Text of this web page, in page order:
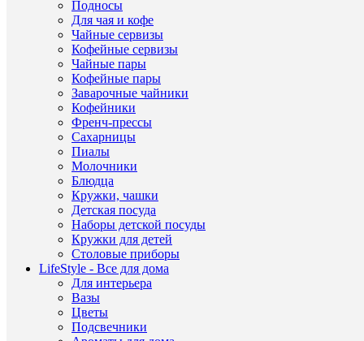
Подносы
Для чая и кофе
Чайные сервизы
Кофейные сервизы
Чайные пары
Кофейные пары
Заварочные чайники
Кофейники
Френч-прессы
Сахарницы
Пиалы
Молочники
Блюдца
Кружки, чашки
Детская посуда
Наборы детской посуды
Кружки для детей
Столовые приборы
LifeStyle - Все для дома
Для интерьера
Вазы
Цветы
Подсвечники